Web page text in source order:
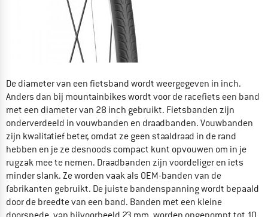
De diameter van een fietsband wordt weergegeven in inch.
Anders dan bij mountainbikes wordt voor de racefiets een band
met een diameter van 28 inch gebruikt. Fietsbanden zijn
onderverdeeld in vouwbanden en draadbanden. Vouwbanden
zijn kwalitatief beter, omdat ze geen staaldraad in de rand
hebben en je ze desnoods compact kunt opvouwen om in je
rugzak mee te nemen. Draadbanden zijn voordeliger en iets
minder slank. Ze worden vaak als OEM-banden van de
fabrikanten gebruikt. De juiste bandenspanning wordt bepaald
door de breedte van een band. Banden met een kleine